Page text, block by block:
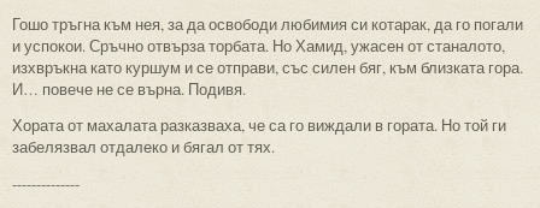
Гошо тръгна към нея, за да освободи любимия си котарак, да го погали
и успокои. Сръчно отвърза торбата. Но Хамид, ужасен от станалото,
изхвръкна като куршум и се отправи, със силен бяг, към близката гора.
И… повече не се върна. Подивя.
Хората от махалата разказваха, че са го виждали в гората. Но той ги
забелязвал отдалеко и бягал от тях.
--------------